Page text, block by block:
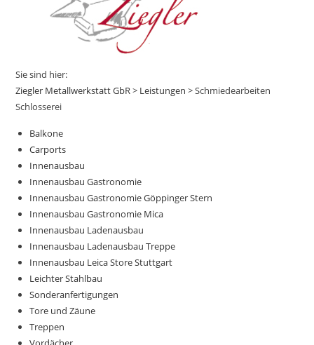
Sie sind hier:
Ziegler Metallwerkstatt GbR> Leistungen >Schmiedearbeiten
Schlosserei
Balkone
Carports
Innenausbau
Innenausbau Gastronomie
Innenausbau Gastronomie Göppinger Stern
Innenausbau Gastronomie Mica
Innenausbau Ladenausbau
Innenausbau Ladenausbau Treppe
Innenausbau Leica Store Stuttgart
Leichter Stahlbau
Sonderanfertigungen
Tore und Zäune
Treppen